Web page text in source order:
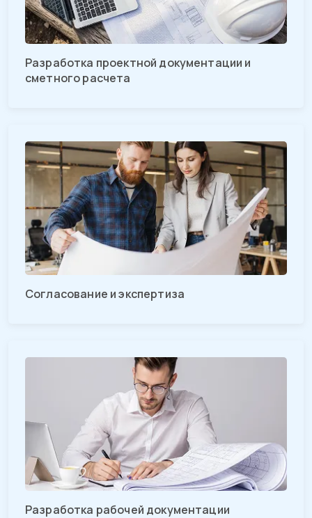
Разработка проектной документации и
сметного расчета
Согласование и экспертиза
Разработка рабочей документации